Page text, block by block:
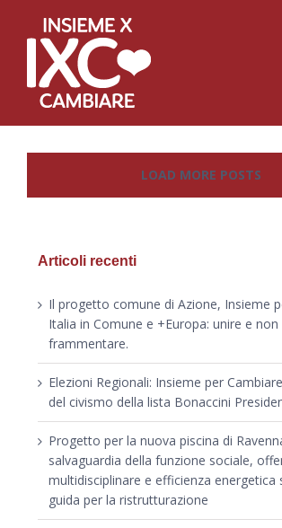
LOAD MORE POSTS
Articoli recenti
Il progetto comune di Azione, Insieme
Italia in Comune e +Europa: unire e non
frammentare.
Elezioni Regionali: Insieme per
del civismo della lista Bonaccini
Progetto per la nuova piscina di
salvaguardia della funzione sociale,
multidisciplinare e efficienza energetica
guida per la ristrutturazione